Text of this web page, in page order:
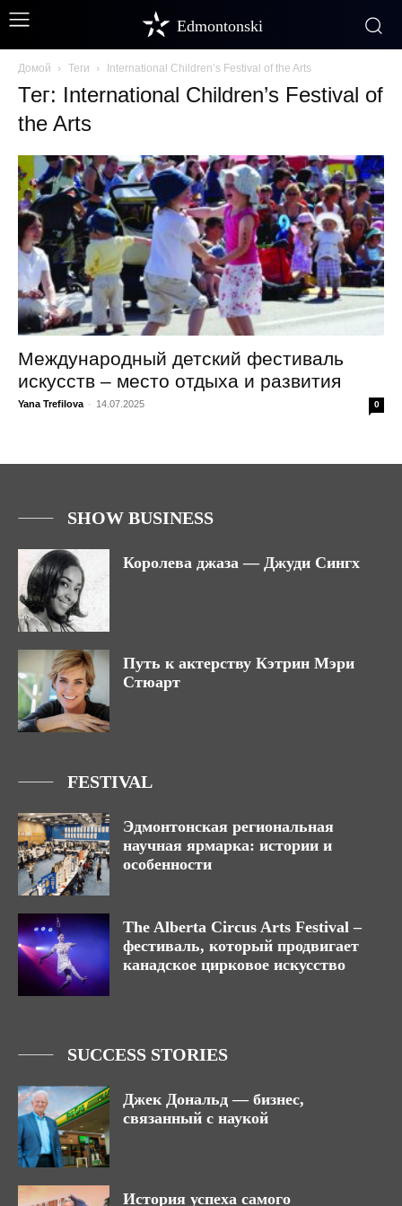
Edmontonski
Домой Теги International Children’s Festival of the Arts
Тег: International Children’s Festival of
the Arts
Международный детский фестиваль
искусств – место отдыха и развития
Yana Trefilova - 14.07.2025 0
SHOW BUSINESS
Королева джаза — Джуди Сингх
Путь к актерству Кэтрин Мэри
Стюарт
FESTIVAL
Эдмонтонская региональная
научная ярмарка: истории и
особенности
The Alberta Circus Arts Festival –
фестиваль, который продвигает
канадское цирковое искусство
SUCCESS STORIES
Джек Дональд — бизнес,
связанный с наукой
История успеха самого